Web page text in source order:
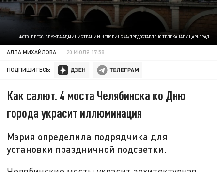
ФОТО: ПРЕСС-СЛУЖБА АДМИНИСТРАЦИИ ЧЕЛЯБИНСКА/ПРЕДОСТАВЛЕНО ТЕЛЕКАНАЛУ ЦАРЬГРАД.
АЛЛА МИХАЙЛОВА 20 ИЮЛЯ 17:58
ПОДПИШИТЕСЬ:
Как салют. 4 моста Челябинска ко Дню
города украсит иллюминация
Мэрия определила подрядчика для
установки праздничной подсветки.